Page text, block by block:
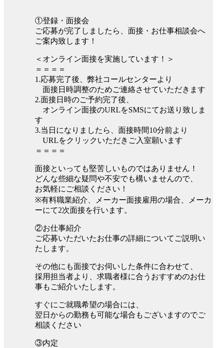
①登録・面接会
ご応募が完了しましたら、面接・お仕事相談会へ
ご案内致します！
＜オンライン面接を実施しています！＞
＝＝＝＝
1.応募完了後、弊社コールセンターより
面接日時調整のためご連絡させていただきます
2.面接日時のご予約完了後、
オンライン面接のURLをSMSにてお送り致しま
す
3.当日になりましたら、面接時間10分前より
URLをクリックいただきご入室願います
＝＝＝＝
面接といっても堅苦しいものではありません！
どんな些細な疑問や不安でも構いませんので、
お気軽にご相談ください！
※有料職業紹介、メーカー面接雇用の場合、メーカ
ーにて2次面接を行います。
②お仕事紹介
ご応募いただいたお仕事の詳細についてご説明い
たします。
その他にも面接でお伺いした条件に合わせて、
採用担当者より、求職者様に合うおすすめのお仕
事もご紹介いたします。
すぐにご就職希望の場合には、
翌日からの勤務も可能な場合もございますのでご
相談ください
③内定